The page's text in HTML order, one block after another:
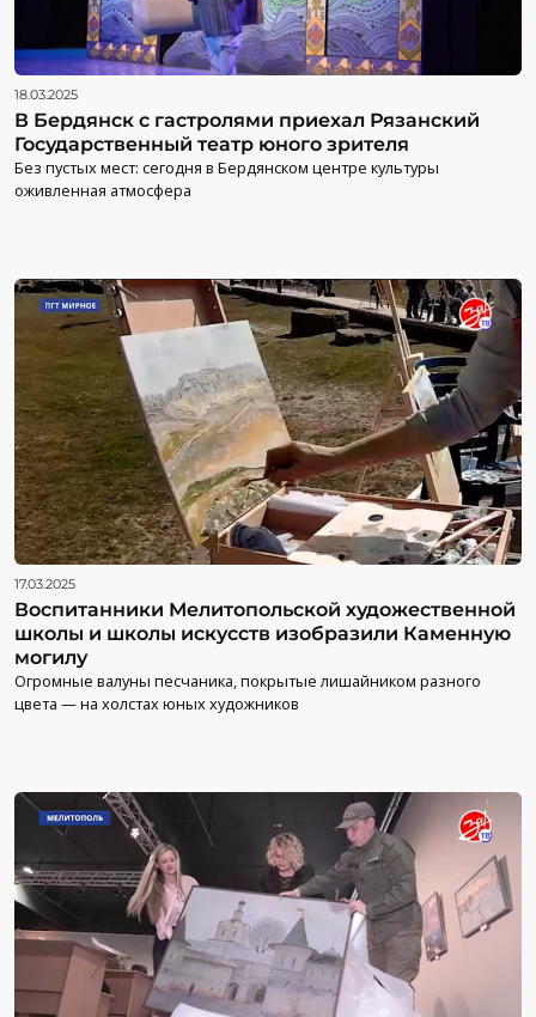
18.03.2025
В Бердянск с гастролями приехал Рязанский
Государственный театр юного зрителя
Без пустых мест: сегодня в Бердянском центре культуры
оживленная атмосфера
17.03.2025
Воспитанники Мелитопольской художественной
школы и школы искусств изобразили Каменную
могилу
Огромные валуны песчаника, покрытые лишайником разного
цвета — на холстах юных художников